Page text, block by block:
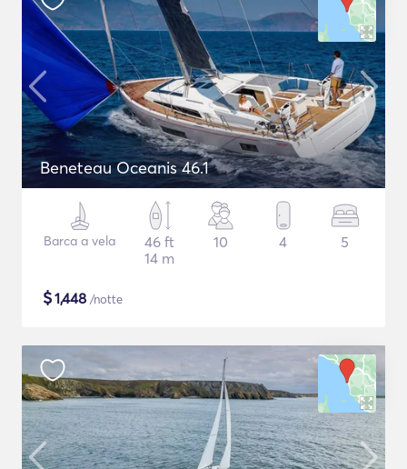
Beneteau Oceanis 46.1
Barca a vela
46 ft
14 m
10 4 5
$1,448 /notte